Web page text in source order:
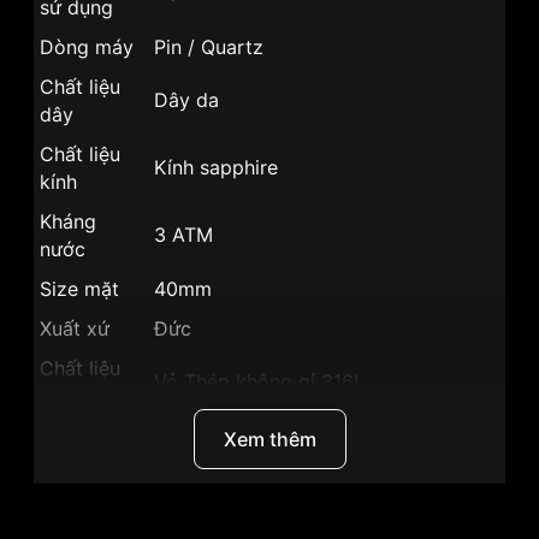
sử dụng
Dòng máy
Pin / Quartz
Chất liệu
dây
Dây da
Chất liệu
kính
Kính sapphire
Kháng
nước
3 ATM
Size mặt
40mm
Xuất xứ
Đức
Chất liệu
Vỏ Thép không gỉ 316L
Mặt tròn
Vỏ Màu Bạc
Xem thêm